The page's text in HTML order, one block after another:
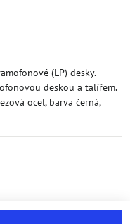
(LP) desky.
deskou a talířem.
ocel, barva černá,